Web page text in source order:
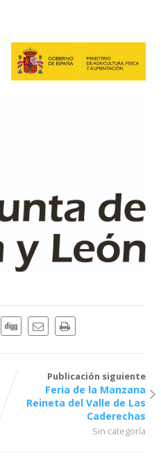
Publicación siguiente
Feria de la Manzana
Reineta del Valle de Las
Caderechas
Sin categoría